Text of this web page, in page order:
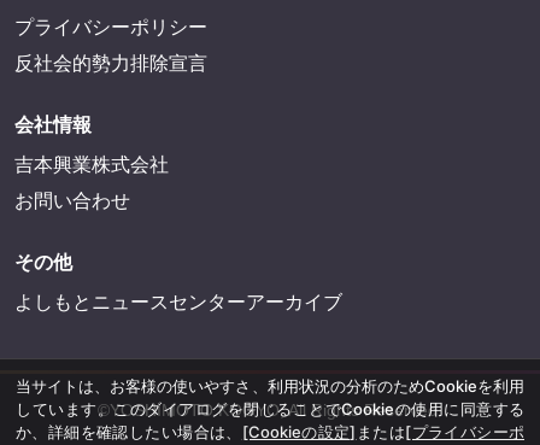
プライバシーポリシー
反社会的勢力排除宣言
会社情報
吉本興業株式会社
お問い合わせ
その他
よしもとニュースセンターアーカイブ
©YOSHIMOTO KOGYO, All Rights Reserved.
当サイトは、お客様の使いやすさ、利用状況の分析のためCookieを利用
しています。このダイアログを閉じることでCookieの使用に同意する
か、詳細を確認したい場合は、 [Cookieの設定] または[プライバシーポ